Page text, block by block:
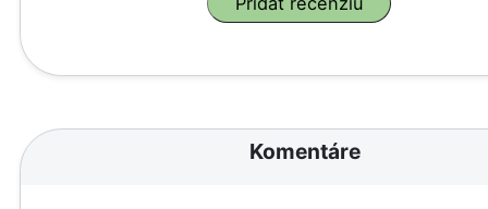
Komentáre